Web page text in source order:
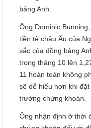
bảng Anh.
Ông Dominic
tiền tệ châu Âu của
sắc của đồng bảng
trong tháng 10 lên
11 hoàn toàn không
sẽ dễ hiểu hơn khi
trường chứng khoán.
Ông nhận định ở thời